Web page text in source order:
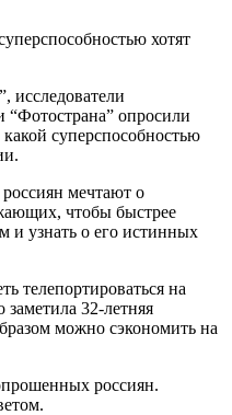
хотят
“Фотострана” опросили
суперспособностью
мечтают о
чтобы быстрее
и узнать о его истинных
телепортироваться на
32-летняя
можно сэкономить на
россиян.